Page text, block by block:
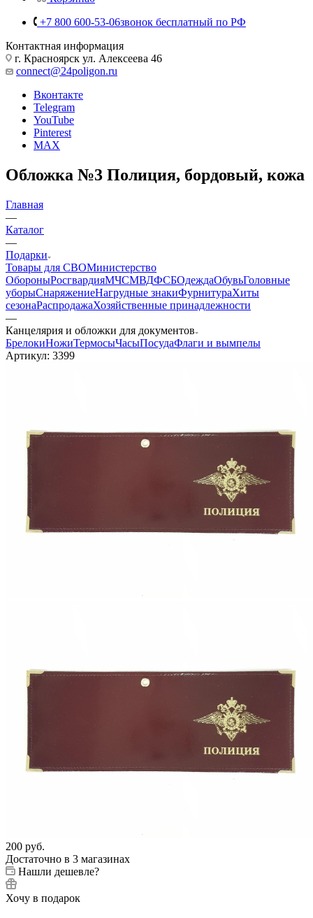
+7 800 600-53-06звонок бесплатный по РФ
Контактная информация
г. Красноярск ул. Алексеева 46
connect@24poligon.ru
Вконтакте
Telegram
YouTube
Pinterest
MAX
Обложка №3 Полиция, бордовый, кожа
Главная
—
Каталог
—
Подарки
Товары для СВОМинистерство
ОбороныРосгвардияМЧСМВДФСБОдеждаОбувьГоловные
уборыСнаряжениеНагрудные знакиФурнитураХиты
сезонаРаспродажаХозяйственные принадлежности
—
Канцелярия и обложки для документов
БрелокиНожиТермосыЧасыПосудаФлаги и вымпелы
Артикул: 3399
200 руб.
Достаточно в 3 магазинах
Нашли дешевле?
Хочу в подарок